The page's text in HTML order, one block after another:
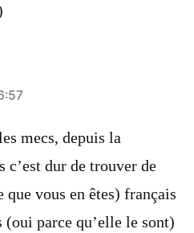
mecs, depuis la
c’est dur de trouver de
vous en êtes) français
(oui parce qu’elle le sont)